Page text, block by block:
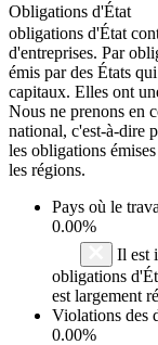
Obligations d'État
obligations d'État
d'entreprises. Par
émis par des États
capitaux. Elles ont
Nous ne prenons en
national, c'est-à-dire
les obligations
les régions.
Pays où le
0.00%
Il est
obligations
est largement
Violations des
0.00%